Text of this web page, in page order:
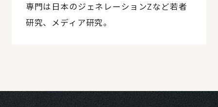
専門は日本のジェネレーションZなど若者
研究、メディア研究。